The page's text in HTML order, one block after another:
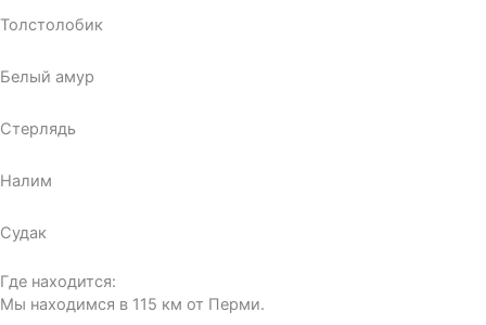
Толстолобик
Белый амур
Стерлядь
Налим
Судак
Где находится:
Мы находимся в 115 км от Перми.